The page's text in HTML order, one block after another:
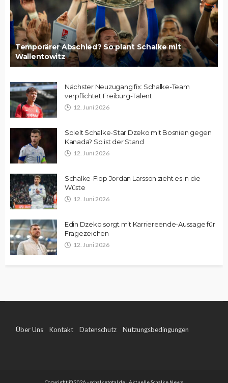
Temporärer Abschied? So plant Schalke mit
Wallentowitz
Nächster Neuzugang fix: Schalke-Team
verpflichtet Freiburg-Talent
12. Juni 2026
Spielt Schalke-Star Dzeko mit Bosnien gegen
Kanada? So ist der Stand
12. Juni 2026
Schalke-Flop Jordan Larsson zieht es in die
Wüste
12. Juni 2026
Edin Dzeko sorgt mit Karriereende-Aussage für
Fragezeichen
12. Juni 2026
Über Uns Kontakt Datenschutz Nutzungsbedingungen